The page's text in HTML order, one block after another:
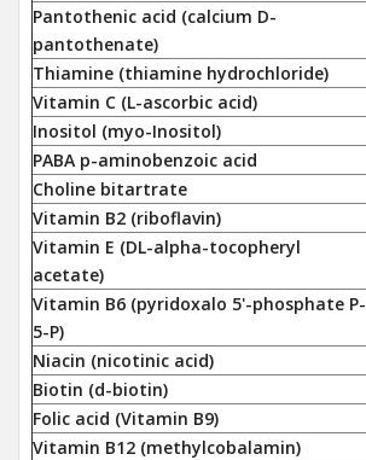
Pantothenic acid (calcium D-
pantothenate)
Thiamine (thiamine hydrochloride)
Vitamin C (L-ascorbic acid)
Inositol (myo-Inositol)
PABA p-aminobenzoic acid
Choline bitartrate
Vitamin B2 (riboflavin)
Vitamin E (DL-alpha-tocopheryl
acetate)
Vitamin B6 (pyridoxalo 5'-phosphate P-
5-P)
Niacin (nicotinic acid)
Biotin (d-biotin)
Folic acid (Vitamin B9)
Vitamin B12 (methylcobalamin)